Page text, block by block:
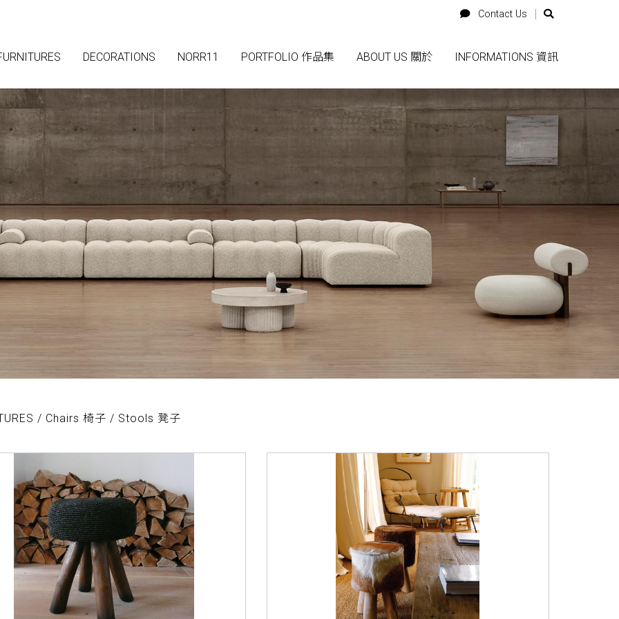
Contact Us
DECORATIONS NORR11 PORTFOLIO 作品集 ABOUT US 關於 INFORMATIONS 資訊
Contact Us
DECORATIONS NORR11 PORTFOLIO 作品集 ABOUT US 關於 INFORMATIONS 資訊
/ Chairs 椅子 / Stools 凳子